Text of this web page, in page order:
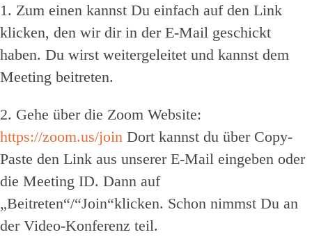
1. Zum einen kannst Du einfach auf den Link
klicken, den wir dir in der E-Mail geschickt
haben. Du wirst weitergeleitet und kannst dem
Meeting beitreten.
2. Gehe über die Zoom Website:
https://zoom.us/join Dort kannst du über Copy-
Paste den Link aus unserer E-Mail eingeben oder
die Meeting ID. Dann auf
„Beitreten“/“Join“klicken. Schon nimmst Du an
der Video-Konferenz teil.